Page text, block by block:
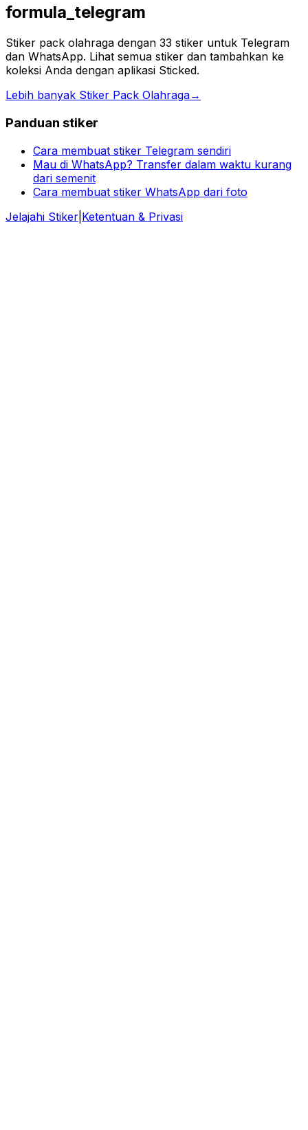
formula_telegram
Stiker pack olahraga dengan 33 stiker untuk Telegram
dan WhatsApp. Lihat semua stiker dan tambahkan ke
koleksi Anda dengan aplikasi Sticked.
Lebih banyak Stiker Pack Olahraga→
Panduan stiker
Cara membuat stiker Telegram sendiri
Mau di WhatsApp? Transfer dalam waktu kurang
dari semenit
Cara membuat stiker WhatsApp dari foto
Jelajahi Stiker Ketentuan & Privasi